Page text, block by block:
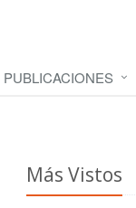
PUBLICACIONES
Más Vistos